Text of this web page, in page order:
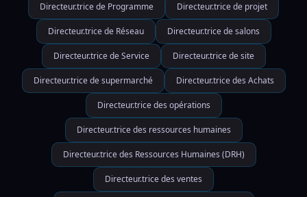
Directeur.trice de Programme Directeur.trice de projet
Directeur.trice de Réseau Directeur.trice de salons
Directeur.trice de Service Directeur.trice de site
Directeur.trice de supermarché Directeur.trice des Achats
Directeur.trice des opérations
Directeur.trice des ressources humaines
Directeur.trice des Ressources Humaines (DRH)
Directeur.trice des ventes